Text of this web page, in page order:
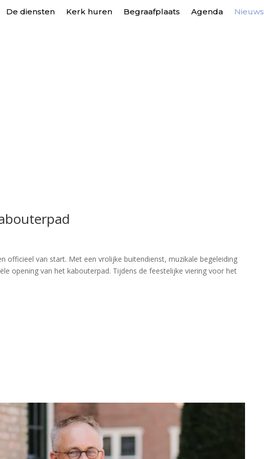
De diensten Kerk huren Begraafplaats Agenda Nieuws
officieel van start. Met een vrolijke buitendienst, muzikale begeleiding
opening van het kabouterpad. Tijdens de feestelijke viering voor het